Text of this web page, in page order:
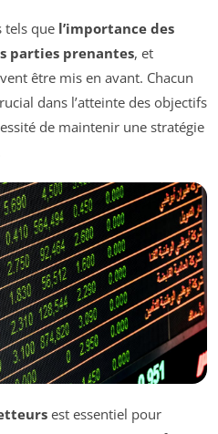
tels que l’importance des
parties prenantes, et
être mis en avant. Chacun
dans l’atteinte des objectifs
de maintenir une stratégie
est essentiel pour